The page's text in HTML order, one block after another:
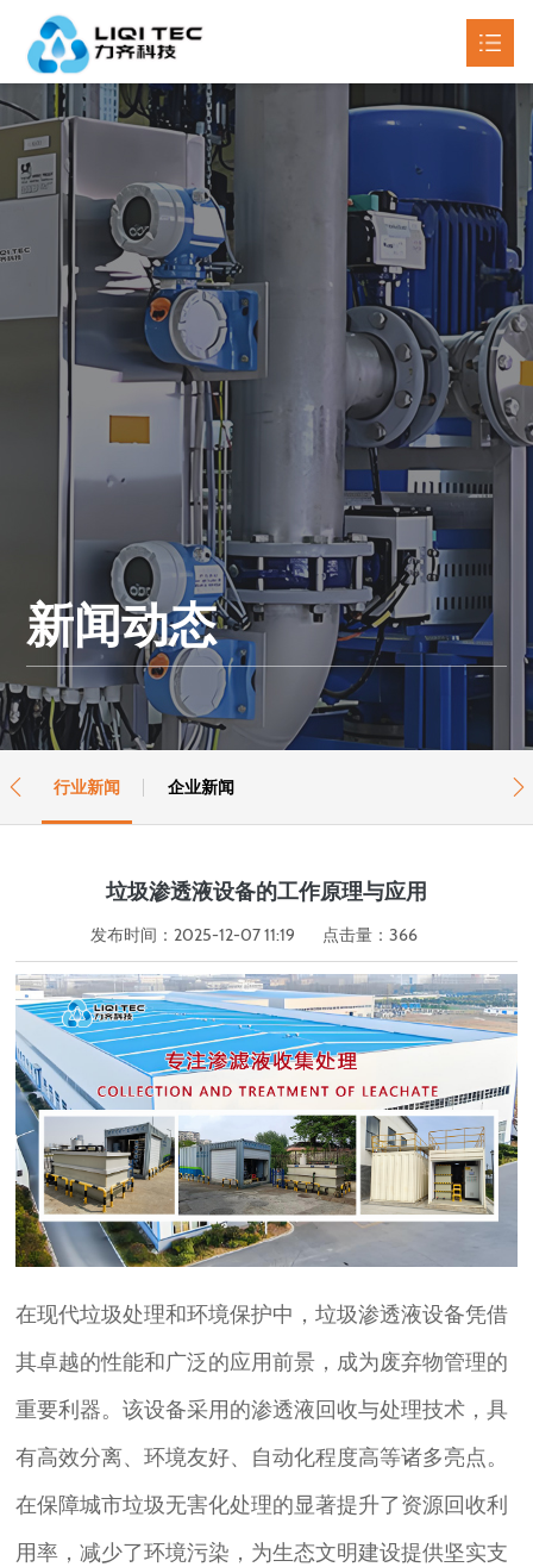
首页
关于我们
产品中心 
新闻动态 
工程案例
联系我们
新闻动态
行业新闻 企业新闻
 
垃圾渗透液设备的工作原理与应用
发布时间：2025-12-07 11:19 点击量：366
在现代垃圾处理和环境保护中，垃圾渗透液设备凭借
其卓越的性能和广泛的应用前景，成为废弃物管理的
重要利器。该设备采用的渗透液回收与处理技术，具
有高效分离、环境友好、自动化程度高等诸多亮点。
在保障城市垃圾无害化处理的显著提升了资源回收利
用率，减少了环境污染，为生态文明建设提供坚实支